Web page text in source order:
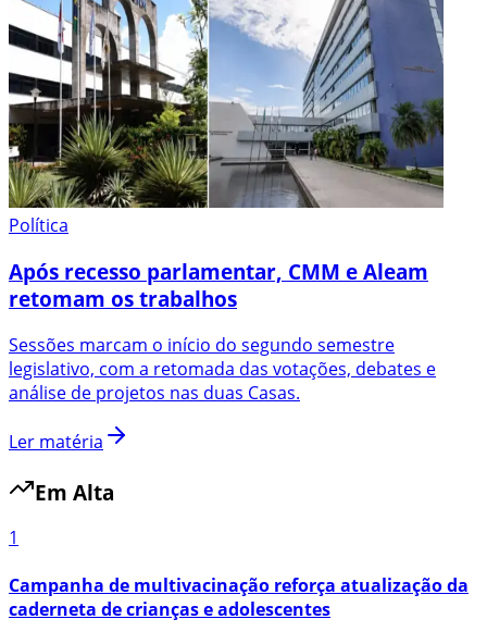
Política
Após recesso parlamentar, CMM e Aleam
retomam os trabalhos
Sessões marcam o início do segundo semestre
legislativo, com a retomada das votações, debates e
análise de projetos nas duas Casas.
Ler matéria
Em Alta
1
Campanha de multivacinação reforça atualização da
caderneta de crianças e adolescentes